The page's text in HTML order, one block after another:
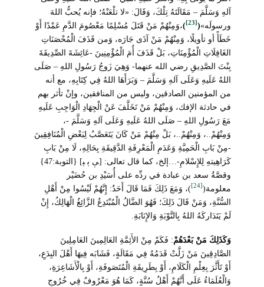
آلهِ وَسَلَّمَ – مَقَالَتَهُ تِلْكَ، وَقَالَ: «لا تلْعَنْهُ؛ فإنه يُحبُّ اللهَ
ورسولَه»(
[23]
)،وَمِنْهُمْ مَنْ قَتَلَ مُسْلِمًا مَعْصُومَ الدَّمِ عَمْدًا أَوْ
خَطَأً أو تأويلًا، وَمِنْهُمْ مَنْ آذَى جَارَه، وَمن قَذَفَ الْمُحْصَنَاتِ
الغَافِلَاتِ الْمُؤْمِنَاتِ، بَلْ قَذَفَ أُمَ الْمُؤْمِنِينَ -عَائِشَةَ الصِّدِيقَةَ
بِنْتَ الصَّدِيقِ رضي الله عنهما- وَهِيَ زَوجُ رَسُولِ اللهِ – صَلَى
اللهُ عَلَيهِ وَعَلَى آلهِ وَسَلَّمَ – وَبَرَأَهَا اللهُ فِي كِتَابِهِ، مع أنه
من المؤمنين الصادقين، وليس من المنافقين، وإنْ تأثر بهم
في حادثة الإفك، وَمِنْهُمْ مَنْ تَخَلَّفَ عَنْ الْجِهَادِ الْوَاجِبِ عَلَيهِ
مَعَ رَسُولِ اللهِ – صَلَى اللهُ عَلَيهِ وَعَلَى آلهِ وَسَلَّمَ -،
وَمِنْهُمْ..، وَمِنْهُمْ..، بَلْ مِنْهُمْ مَنْ كَانَ يَتَعَصَّبُ لِبَعْضِ الْمُنَافِقِينَ
-مِنْ بَابِ الْحَمِيَّةِ وَعَدَمِ الْمَعْرِفَةِ الدَّقِيقَةِ بِحَالِهِ، لَا مِنْ بَابِ
كَرَاهِيتهِ لِلإِسْلامِ-…إلخ، كما قال تعالى: [ﯥ ﯦ ﯧ] {التوبة:47}
وقصَّةُ سعد بن عبادة في ردِّه على أُسَيْدِ بن حُضَيْر
معلومة([24]
)، وَمَعَ ذَلِكَ فَمَا قَالَ أَحَدٌ: إِنَّهُمْ لَيْسُوا مِنْ أَهْلِ
السُّنَّةِ، وَمَنْ قَالَ ذَلِكَ؛ فَهُوَ الضَّالُ الْمُبْتَدِعُ الزَّائِغُ الْهَالِكُ، إِنْ
لَمْ يَتَدَاركَهُ اللهُ بِالتَّوْبَةِ وَالإِنَابَةِ.
وَكَذَلِكَ مَنْ بَعْدَهُمْ: فَكَمْ مِنْ الأَئِمَّةِ العَالِمِينَ العَامِلِينَ
الصَّادِقِينَ مَنْ زَلَّتْ قَدَمُهُ فِي مَقَالَةٍ، فَشَابَه فِيهَا أَهْلَ البِدَعِ،
أَوْ تَأَثَّرَ بِعِلْمِ الْكَلَامِ، أَوْ بِطَرِيقَةِ الْمُتَصَوفَةِ، أَوْ بِالْأَشَاعِرَةِ،
وَالْعُلَمَاءُ عَلَى أَنَّهُمْ أَهْلُ سُنَّةٍ، كَمَا هُوَ مَعْرُوفٌ فِي خُرُوجِ